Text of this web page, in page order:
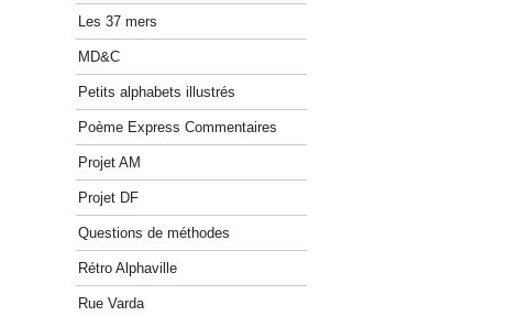
Les 37 mers
MD&C
Petits alphabets illustrés
Poème Express Commentaires
Projet AM
Projet DF
Questions de méthodes
Rétro Alphaville
Rue Varda